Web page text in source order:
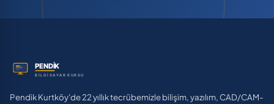
Pendik Kurtköy'de 22 yıllık tecrübemizle bilişim, yazılım, CAD/CAM-